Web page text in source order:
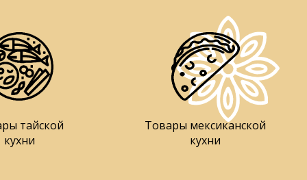
тайской
кухни
Товары мексиканской
кухни